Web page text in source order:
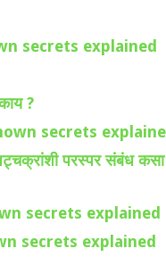
secrets explained
?
secrets
षट्चक्रांशी परस्पर
secrets explained
secrets explained